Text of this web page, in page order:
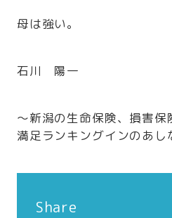
母は強い。
石川 陽一
～新潟の生命保険、損害
満足ランキングインのあし
Share